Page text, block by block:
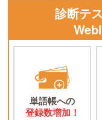
診断テ
単語帳への
登録数増加！